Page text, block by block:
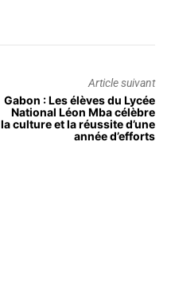
Article suivant
Gabon : Les élèves du Lycée
National Léon Mba célèbre
la culture et la réussite d’une
année d’efforts